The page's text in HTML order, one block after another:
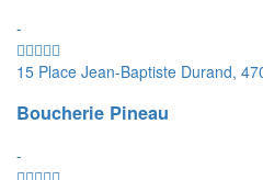
-
15 Place Jean-Baptiste Durand,
Boucherie Pineau
-